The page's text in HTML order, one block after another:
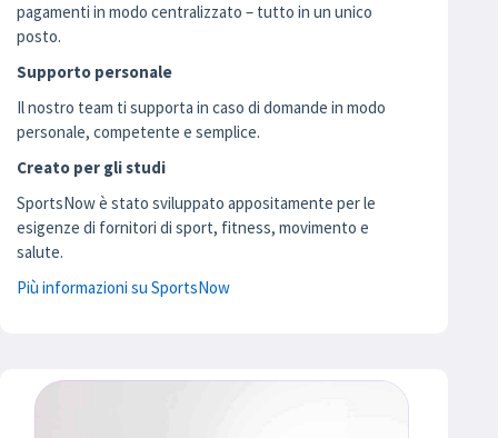
pagamenti in modo centralizzato – tutto in un unico
posto.
Supporto personale
Il nostro team ti supporta in caso di domande in modo
personale, competente e semplice.
Creato per gli studi
SportsNow è stato sviluppato appositamente per le
esigenze di fornitori di sport, fitness, movimento e
salute.
Più informazioni su SportsNow